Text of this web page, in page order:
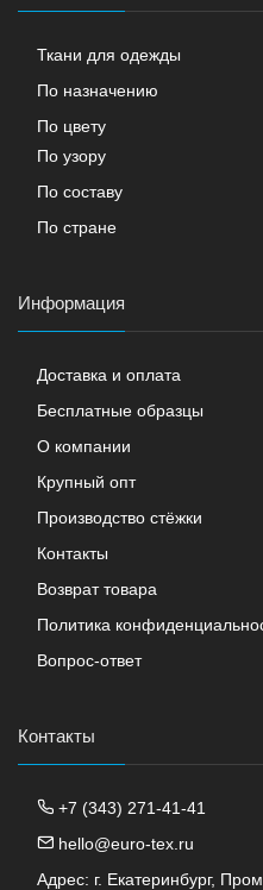
Ткани для одежды
По назначению
По цвету
По узору
По составу
По стране
Информация
Доставка и оплата
Бесплатные образцы
О компании
Крупный опт
Производство стёжки
Контакты
Возврат товара
Политика
Вопрос-ответ
Контакты
+7 (343) 271-41-41
hello@euro-tex.ru
Адрес: г. Екатеринбург,